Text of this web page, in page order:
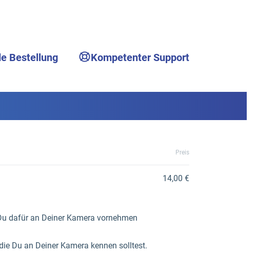
Bestellung Kompetenter Support
Preis
dafür an Deiner Kamera vornehmen
Du an Deiner Kamera kennen solltest.
14,00 €